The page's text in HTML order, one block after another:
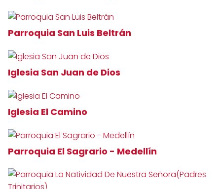
Parroquia San Luis Beltrán
Iglesia San Juan de Dios
Iglesia El Camino
Parroquia El Sagrario - Medellín